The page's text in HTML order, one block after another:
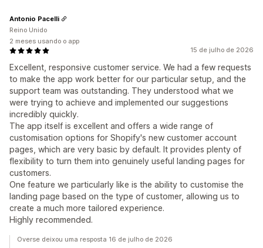
15 de julho de 2026
Excellent, responsive customer service. We had a few requests
to make the app work better for our particular setup, and the
support team was outstanding. They understood what we
were trying to achieve and implemented our suggestions
incredibly quickly.
The app itself is excellent and offers a wide range of
customisation options for Shopify's new customer account
pages, which are very basic by default. It provides plenty of
flexibility to turn them into genuinely useful landing pages for
customers.
One feature we particularly like is the ability to customise the
landing page based on the type of customer, allowing us to
create a much more tailored experience.
Highly recommended.
Antonio Pacelli
Reino Unido
2 meses usando o app
Overse deixou uma resposta 16 de julho de 2026